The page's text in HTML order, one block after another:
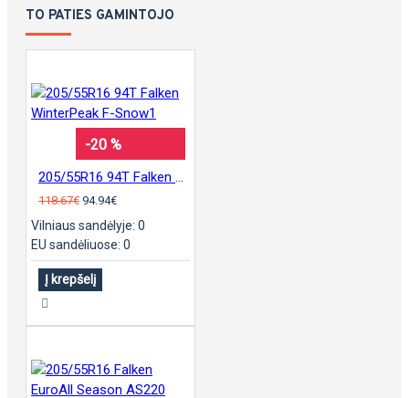
TO PATIES GAMINTOJO
-20 %
118.67€ 94.94€
Vilniaus sandėlyje: 0
EU sandėliuose: 0
Į krepšelį